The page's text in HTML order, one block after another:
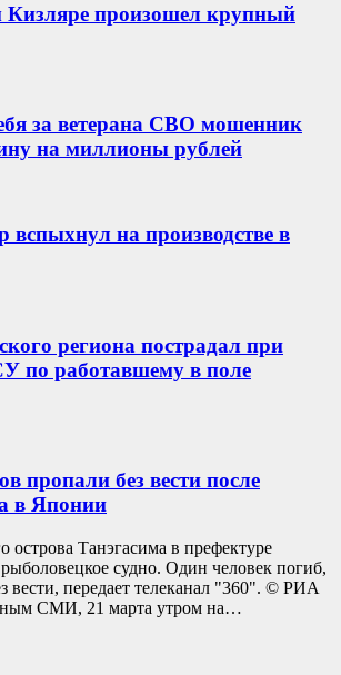
Кизляре произошел крупный
за ветерана СВО мошенник
на миллионы рублей
на производстве в
региона пострадал при
по работавшему в поле
пропали без вести после
в Японии
острова Танэгасима в префектуре
судно. Один человек погиб,
вести, передает телеканал "360". © РИА
СМИ, 21 марта утром на…